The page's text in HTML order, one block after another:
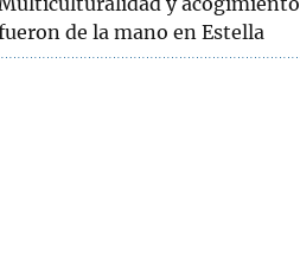
de la mano en Estella